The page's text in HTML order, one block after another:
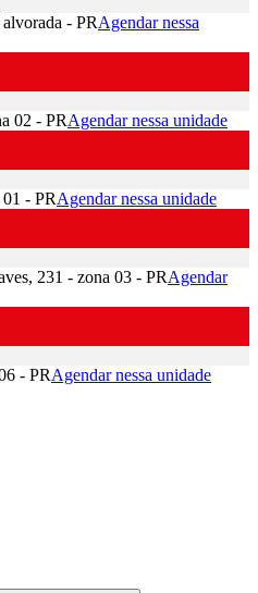
- PRAgendar nessa
02 - PRAgendar nessa unidade
- PRAgendar nessa unidade
231 - zona 03 - PRAgendar
- PRAgendar nessa unidade